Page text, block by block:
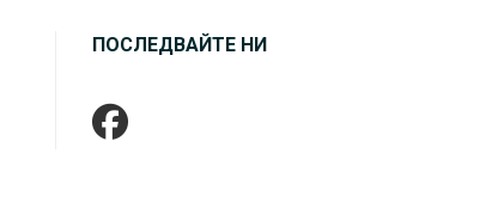
ПОСЛЕДВАЙТЕ НИ